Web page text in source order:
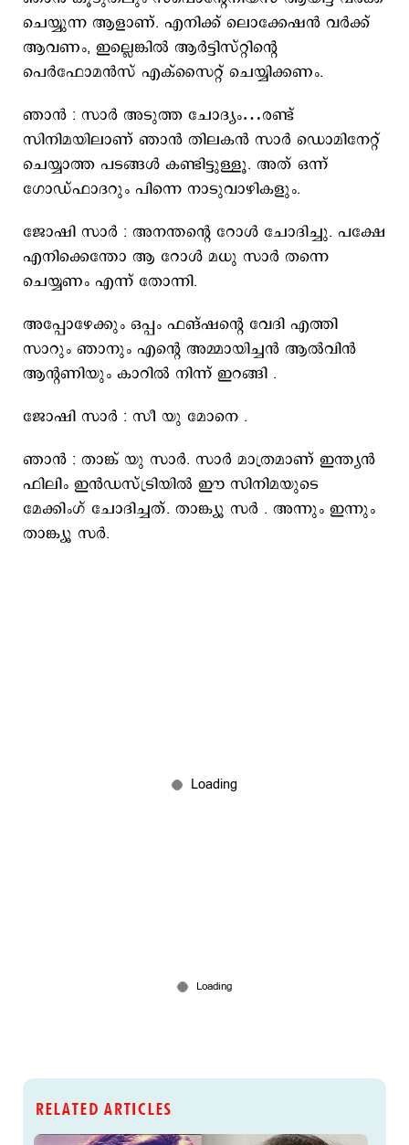
ചെയ്യുന്ന ആളാണ്. എനിക്ക് ലൊക്കേഷൻ വർക്ക്
ആവണം, ഇല്ലെങ്കിൽ ആർട്ടിസ്റ്റിന്റെ
പെർഫോമൻസ് എക്സൈറ്റ് ചെയ്യിക്കണം.
ഞാൻ : സാർ അടുത്ത ചോദ്യം…രണ്ട്
സിനിമയിലാണ് ഞാൻ തിലകൻ സാർ ഡൊമിനേറ്റ്
ചെയ്യാത്ത പടങ്ങൾ കണ്ടിട്ടുള്ളൂ. അത് ഒന്ന്
ഗോഡ്ഫാദറും പിന്നെ നാടുവാഴികളും.
ജോഷി സാർ : അനന്തന്റെ റോൾ ചോദിച്ചു. പക്ഷേ
എനിക്കെന്തോ ആ റോൾ മധു സാർ തന്നെ
ചെയ്യണം എന്ന് തോന്നി.
അപ്പോഴേക്കും ഒപ്പം ഫങ്ഷന്റെ വേദി എത്തി
സാറും ഞാനും എന്റെ അമ്മായിച്ചൻ ആൽവിൻ
ആന്റണിയും കാറിൽ നിന്ന് ഇറങ്ങി .
ജോഷി സാർ : സീ യു മോനെ .
ഞാൻ : താങ്ക് യു സാർ. സാർ മാത്രമാണ് ഇന്ത്യൻ
ഫിലിം ഇൻഡസ്ട്രിയിൽ ഈ സിനിമയുടെ
മേക്കിംഗ് ചോദിച്ചത്. താങ്ക്യൂ സർ . അന്നും ഇന്നും
താങ്ക്യൂ സർ.
RELATED ARTICLES